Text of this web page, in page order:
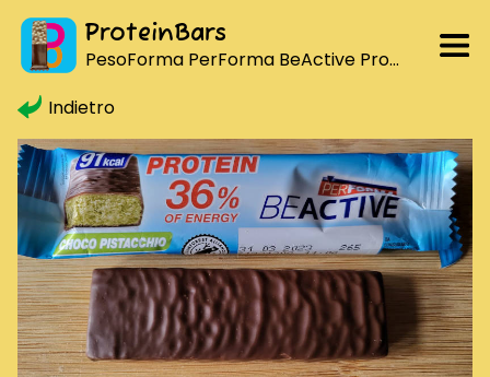
ProteinBars
PesoForma PerForma BeActive Protein 36% Choco Pistacchio
Indietro